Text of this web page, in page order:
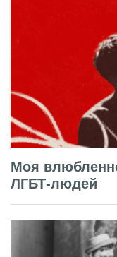
Моя
ЛГБТ-людей